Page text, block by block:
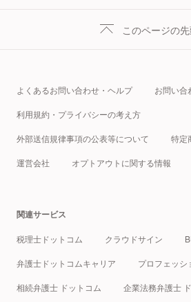
このページの
よくあるお問い合わせ・ヘルプ お問い合
利用規約・プライバシーの考え方
外部送信規律事項の公表等について 特定
運営会社 オプトアウトに関する情報
関連サービス
税理士ドットコム クラウドサイン
弁護士ドットコムキャリア プロフェッシ
相続弁護士 ドットコム 企業法務弁護士